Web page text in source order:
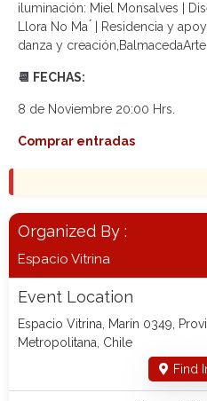
iluminación: Miel Monsalves |
Llora No Ma ́ | Residencia y
danza y
📆 FECHAS:
8 de Noviembre 20:00 Hrs.
Comprar entradas
Organized By :
Espacio Vitrina
Event Location
Espacio Vitrina, Marín 0349,
Metropolitana, Chile
Find